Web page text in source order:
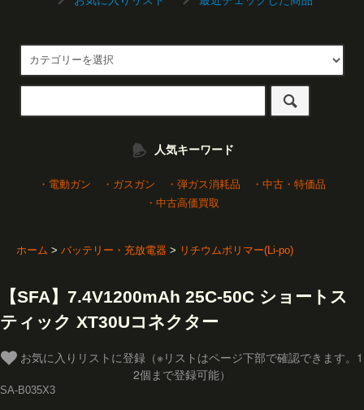
人気キーワード
・電動ガン ・ガスガン ・弾ガス消耗品
・中古・特価品
・中古高価買取
ホーム > バッテリー・充放電器 > リチウムポリマー(Li-po)
【SFA】7.4V1200mAh 25C-50C ショートス
ティック XT30Uコネクター
2個まで登録可能）
SA-B035X3